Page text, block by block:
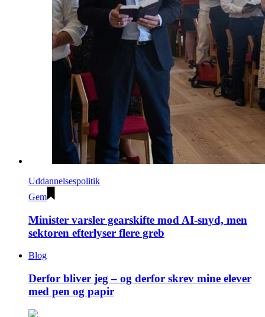
Uddannelsespolitik
Gem
Minister varsler gearskifte mod AI-snyd, men
sektoren efterlyser flere greb
Blog
Derfor bliver jeg – og derfor skrev mine elever
med pen og papir